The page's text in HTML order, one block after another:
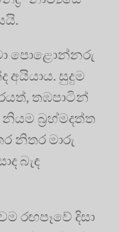
පොළොන්නරු
අයියාය. සුදුම
තඹපාටින්
බ්‍රහ්මදත්ත
නිතර මාරු
බැඳ
රඟපෑවේ දිසා